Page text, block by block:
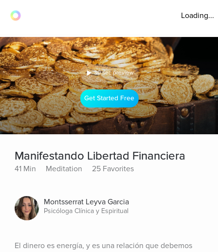
Loading...
30 sec preview
Get Started Free
Manifestando Libertad Financiera
41 Min Meditation 25 Favorites
Montsserrat Leyva Garcia
Psicóloga Clínica y Espiritual
El dinero es energía, y es una relación que debemos